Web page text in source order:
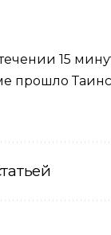
15
прошло